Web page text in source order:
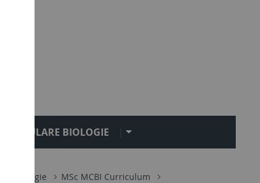
MOLEKULARE BIOLOGIE
Zellbiologie
MSc MCBI Curriculum